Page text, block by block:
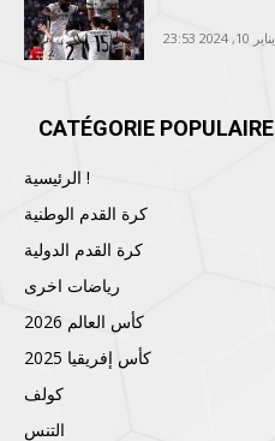
يناير 10, 2024 23:53
CATÉGORIE POPULAIRE
الرئيسية !
كرة القدم الوطنية
كرة القدم الدولية
رياضات اخرى
كأس العالم 2026
كأس إفريقيا 2025
كولف
التنس